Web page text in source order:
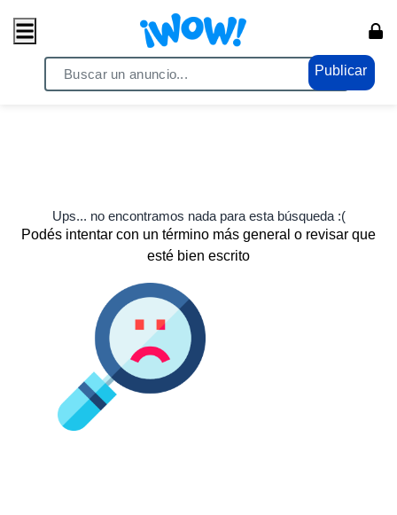
Publicar
Ups... no encontramos nada para esta búsqueda :(
Podés intentar con un término más general o revisar que
esté bien escrito